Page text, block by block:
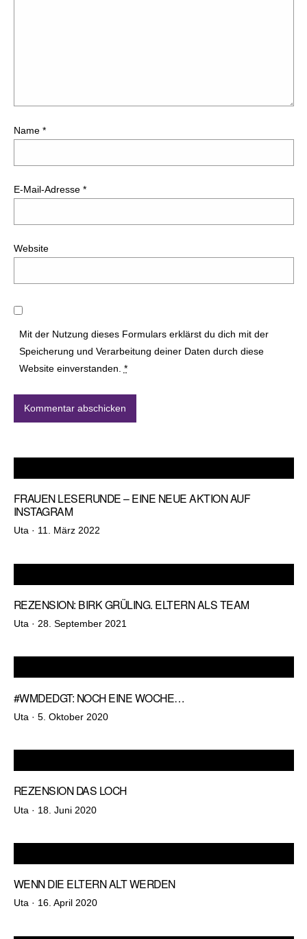
Name *
E-Mail-Adresse *
Website
Mit der Nutzung dieses Formulars erklärst du dich mit der
Speicherung und Verarbeitung deiner Daten durch diese
Website einverstanden. *
FRAUEN LESERUNDE – EINE NEUE AKTION AUF
INSTAGRAM
Uta · Veröffentlicht
11. März 2022
REZENSION: BIRK GRÜLING. ELTERN ALS TEAM
Uta · Veröffentlicht
28. September 2021
#WMDEDGT: NOCH EINE WOCHE…
Uta · Veröffentlicht
5. Oktober 2020
REZENSION DAS LOCH
Uta · Veröffentlicht
18. Juni 2020
WENN DIE ELTERN ALT WERDEN
Uta · Veröffentlicht
16. April 2020